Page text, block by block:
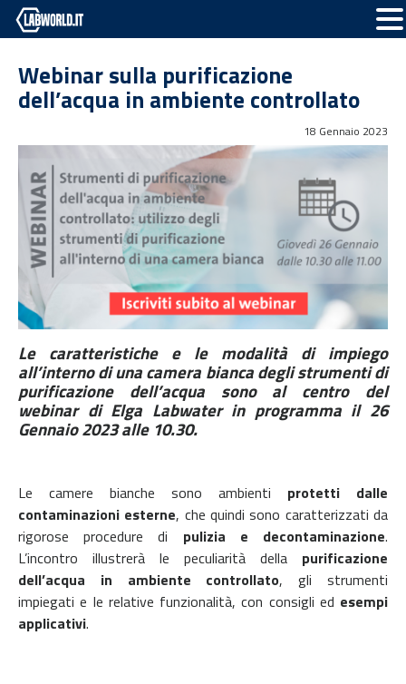
Webinar sulla purificazione
dell’acqua in ambiente controllato
18 Gennaio 2023
Le caratteristiche e le modalità di impiego
all’interno di una camera bianca degli strumenti di
purificazione dell’acqua sono al centro del
webinar di Elga Labwater in programma il 26
Gennaio 2023 alle 10.30.
Le camere bianche sono ambienti protetti dalle
contaminazioni esterne, che quindi sono caratterizzati da
rigorose procedure di pulizia e decontaminazione.
L’incontro illustrerà le peculiarità della purificazione
dell’acqua in ambiente controllato, gli strumenti
impiegati e le relative funzionalità, con consigli ed esempi
applicativi.